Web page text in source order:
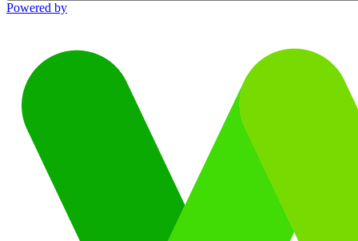
Powered by